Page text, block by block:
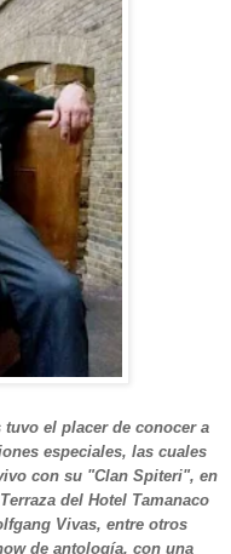
el placer de conocer a
especiales, las cuales
con su "Clan Spiteri", en
del Hotel Tamanaco
Vivas, entre otros
de antología, con una